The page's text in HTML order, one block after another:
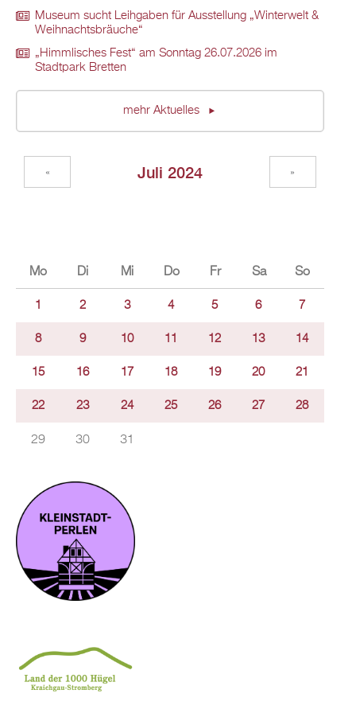
Museum sucht Leihgaben für Ausstellung „Winterwelt &
Weihnachtsbräuche“
„Himmlisches Fest“ am Sonntag 26.07.2026 im
Stadtpark Bretten
mehr Aktuelles
Juli 2024
« »
Mo Di Mi Do Fr Sa So
1 2 3 4 5 6 7
8 9 10 11 12 13 14
15 16 17 18 19 20 21
22 23 24 25 26 27 28
29 30 31